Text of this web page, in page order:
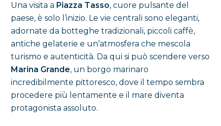
Una visita a Piazza Tasso, cuore pulsante del
paese, è solo l’inizio. Le vie centrali sono eleganti,
adornate da botteghe tradizionali, piccoli caffè,
antiche gelaterie e un’atmosfera che mescola
turismo e autenticità. Da qui si può scendere verso
Marina Grande, un borgo marinaro
incredibilmente pittoresco, dove il tempo sembra
procedere più lentamente e il mare diventa
protagonista assoluto.